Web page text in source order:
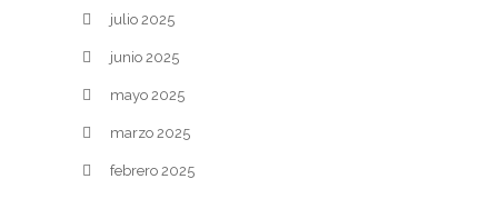
julio 2025
junio 2025
mayo 2025
marzo 2025
febrero 2025